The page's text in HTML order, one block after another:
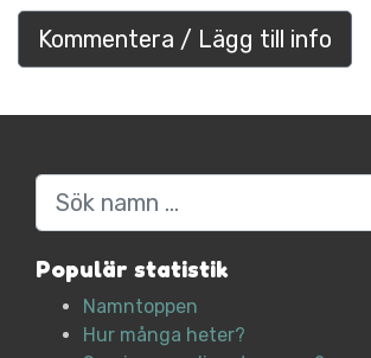
Kommentera / Lägg till info
Sök
Populär statistik
Namntoppen
Hur många heter?